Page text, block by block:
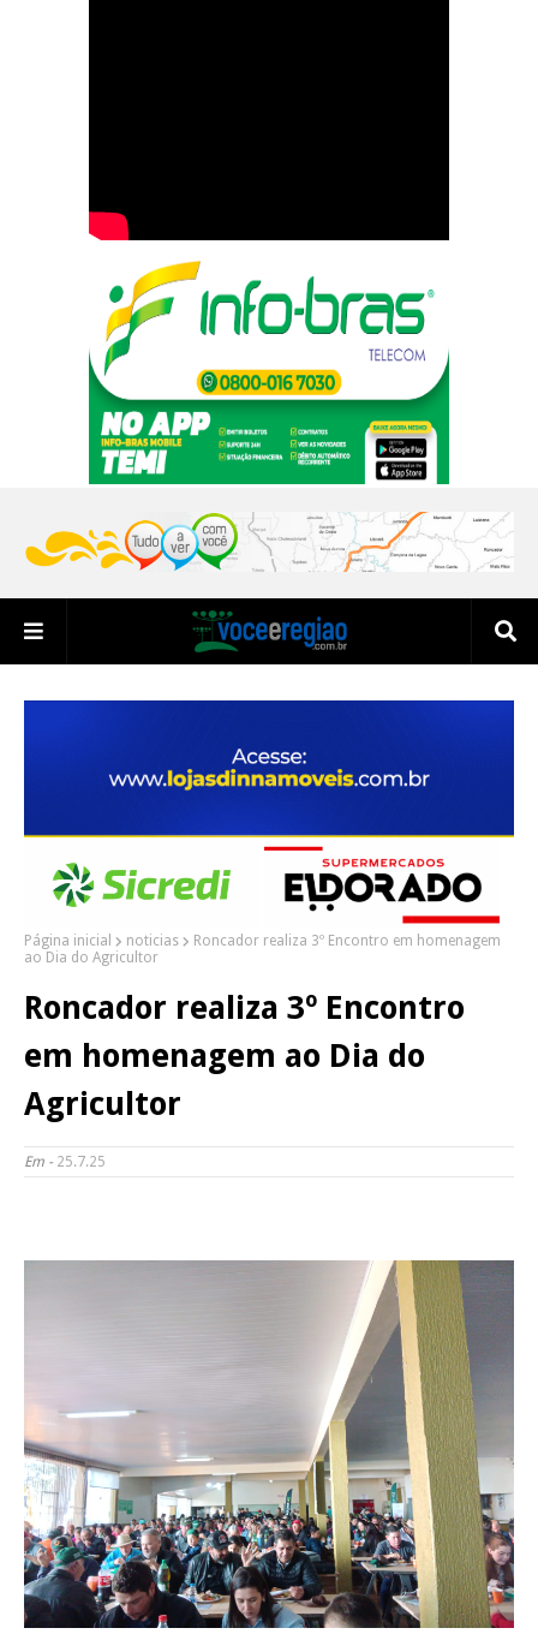
Página inicial noticias
Roncador realiza 3º Encontro em homenagem
ao Dia do Agricultor
Roncador realiza 3º Encontro
em homenagem ao Dia do
Agricultor
Em - 25.7.25